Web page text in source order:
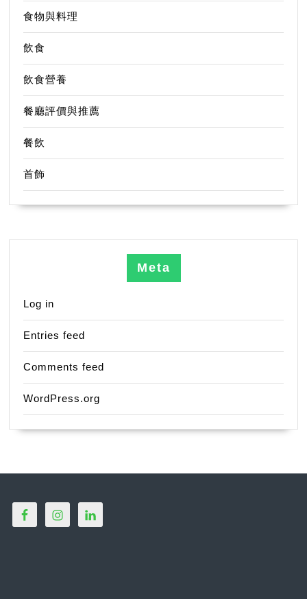
食物與料理
飲食
飲食營養
餐廳評價與推薦
餐飲
首飾
Meta
Log in
Entries feed
Comments feed
WordPress.org